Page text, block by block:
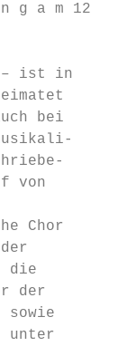
n g a m
– ist in
bei
von
Chor
der
die
der
sowie
unter